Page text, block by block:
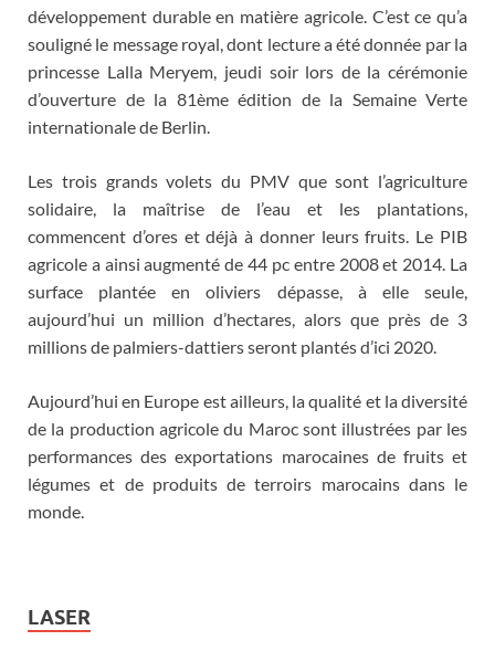
développement durable en matière agricole. C’est ce qu’a
souligné le message royal, dont lecture a été donnée par la
princesse Lalla Meryem, jeudi soir lors de la cérémonie
d’ouverture de la 81ème édition de la Semaine Verte
internationale de Berlin.
Les trois grands volets du PMV que sont l’agriculture
solidaire, la maîtrise de l’eau et les plantations,
commencent d’ores et déjà à donner leurs fruits. Le PIB
agricole a ainsi augmenté de 44 pc entre 2008 et 2014. La
surface plantée en oliviers dépasse, à elle seule,
aujourd’hui un million d’hectares, alors que près de 3
millions de palmiers-dattiers seront plantés d’ici 2020.
Aujourd’hui en Europe est ailleurs, la qualité et la diversité
de la production agricole du Maroc sont illustrées par les
performances des exportations marocaines de fruits et
légumes et de produits de terroirs marocains dans le
monde.
LASER